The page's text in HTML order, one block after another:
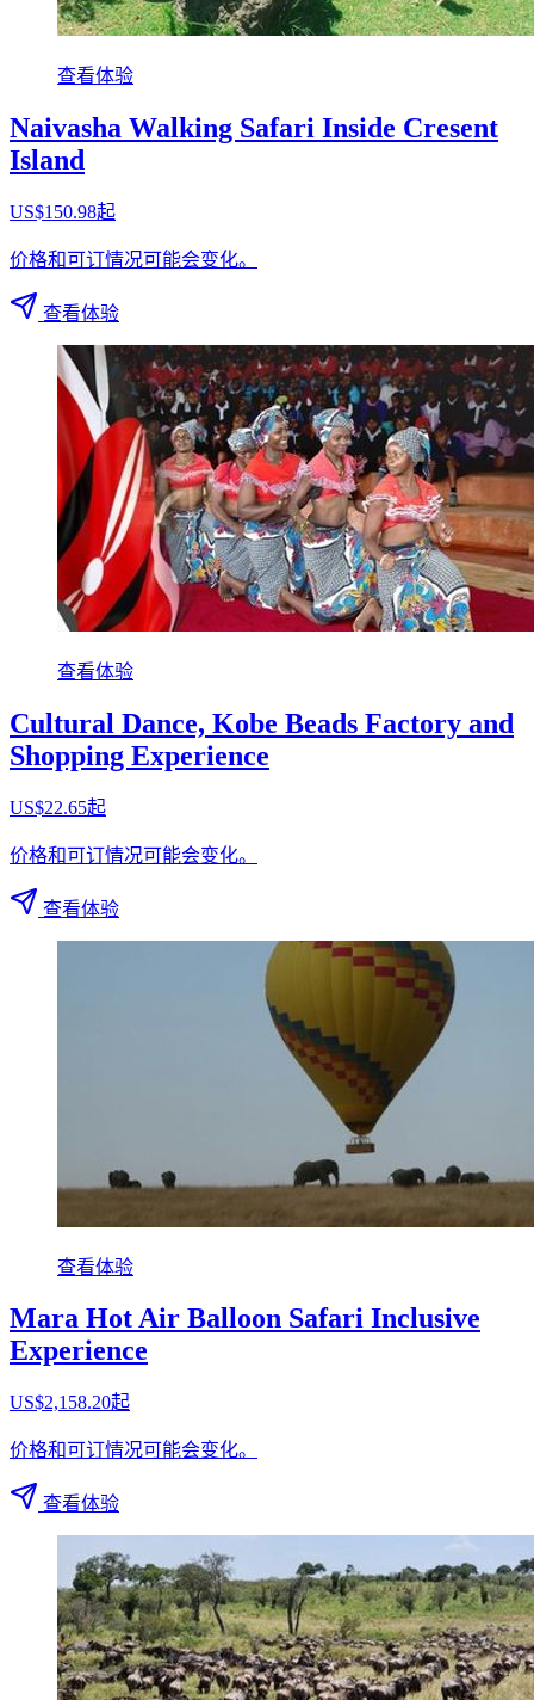
查看体验
Naivasha Walking Safari Inside Cresent
Island
US$150.98起
价格和可订情况可能会变化。
查看体验
查看体验
Cultural Dance, Kobe Beads Factory and
Shopping Experience
US$22.65起
价格和可订情况可能会变化。
查看体验
查看体验
Mara Hot Air Balloon Safari Inclusive
Experience
US$2,158.20起
价格和可订情况可能会变化。
查看体验